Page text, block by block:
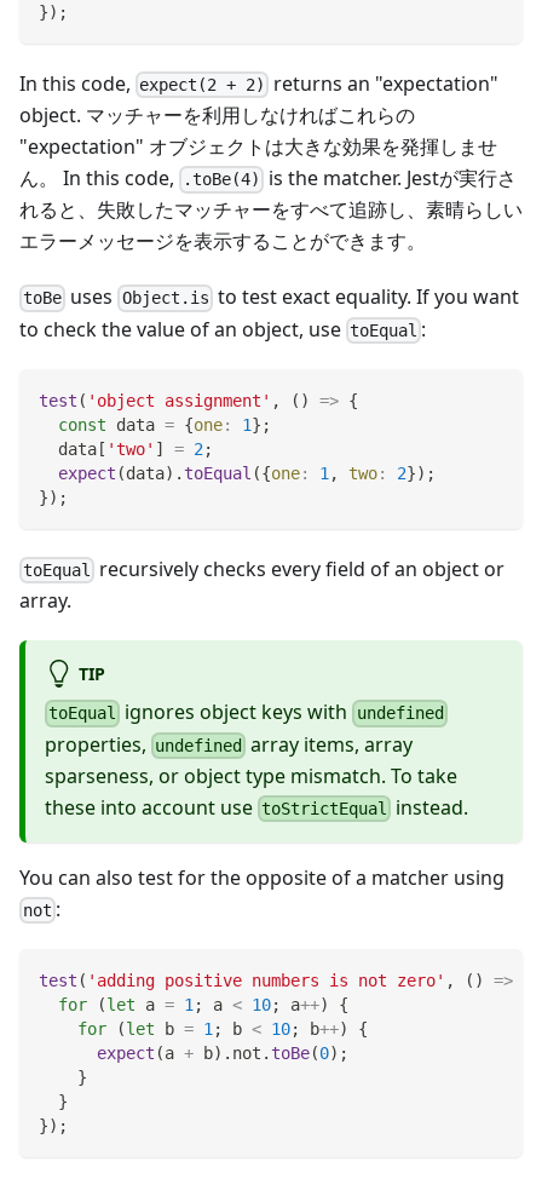
}) ;
In this code, expect(2 + 2)
returns an "expectation"
object. マッチャーを利用しなければこれらの
"expectation" オブジェクトは大きな効果を発揮しませ
ん。 In this code,
.toBe(4)
is the matcher. Jestが実行さ
れると、失敗したマッチャーをすべて追跡し、素晴らしい
エラーメッセージを表示することができます。
toBe uses Object.is to test exact equality. If you want
to check the value of an object, use toEqual :
test ( 'object assignment' , ( ) => {
const data = {one: 1} ;
  data
[ 'two' ] = 2;
expect (data) . toEqual ({one: 1 , two: 2}) ;
}) ;
toEqual
recursively checks every field of an object or
array.
TIP
toEqual ignores object keys with undefined
properties, undefined array items, array
sparseness, or object type mismatch. To take
these into account use toStrictEqual instead.
You can also test for the opposite of a matcher using
not :
test ( 'adding positive numbers is not zero' , ( ) =>
for
(let a = 1 ; a < 10; a++)
{
for
(let b = 1 ; b < 10; b++)
{
expect (a + b) . not . toBe(0) ;
}
}
}) ;